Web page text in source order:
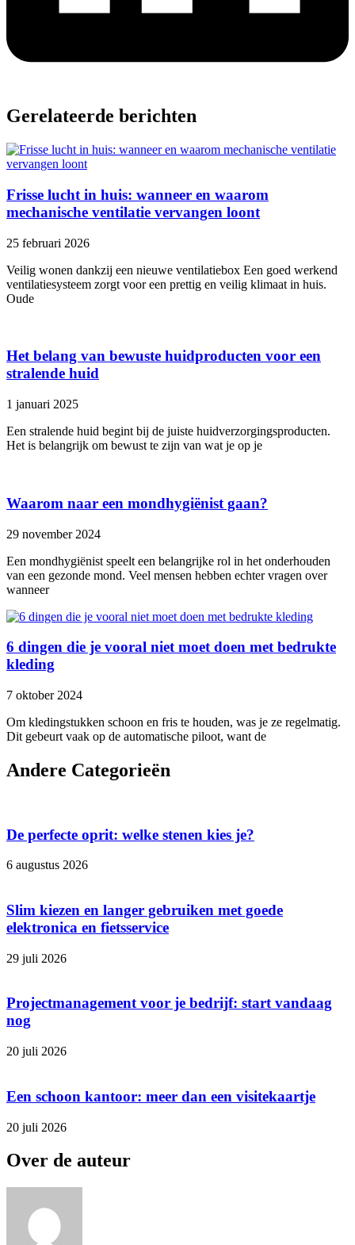
Gerelateerde berichten
Frisse lucht in huis: wanneer en waarom
mechanische ventilatie vervangen loont
25 februari 2026
Veilig wonen dankzij een nieuwe ventilatiebox Een goed werkend
ventilatiesysteem zorgt voor een prettig en veilig klimaat in huis.
Oude
Het belang van bewuste huidproducten voor een
stralende huid
1 januari 2025
Een stralende huid begint bij de juiste huidverzorgingsproducten.
Het is belangrijk om bewust te zijn van wat je op je
Waarom naar een mondhygiënist gaan?
29 november 2024
Een mondhygiënist speelt een belangrijke rol in het onderhouden
van een gezonde mond. Veel mensen hebben echter vragen over
wanneer
6 dingen die je vooral niet moet doen met bedrukte
kleding
7 oktober 2024
Om kledingstukken schoon en fris te houden, was je ze regelmatig.
Dit gebeurt vaak op de automatische piloot, want de
Andere Categorieën
De perfecte oprit: welke stenen kies je?
6 augustus 2026
Slim kiezen en langer gebruiken met goede
elektronica en fietsservice
29 juli 2026
Projectmanagement voor je bedrijf: start vandaag
nog
20 juli 2026
Een schoon kantoor: meer dan een visitekaartje
20 juli 2026
Over de auteur